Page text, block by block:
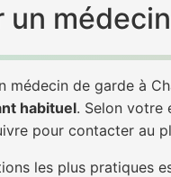
un
médecin de garde à
habituel. Selon votre
pour contacter au
les plus pratiques